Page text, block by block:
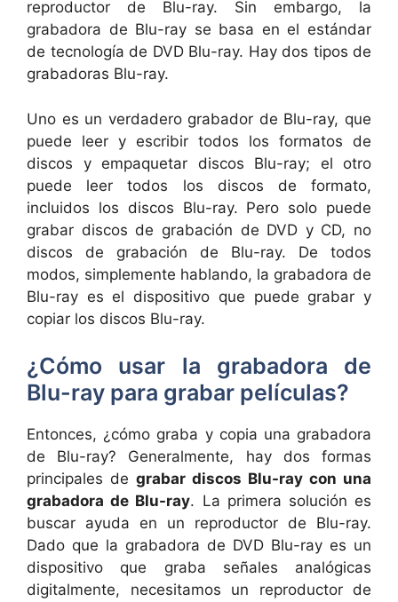
reproductor de Blu-ray. Sin embargo, la
grabadora de Blu-ray se basa en el estándar
de tecnología de DVD Blu-ray. Hay dos tipos de
grabadoras Blu-ray.
Uno es un verdadero grabador de Blu-ray, que
puede leer y escribir todos los formatos de
discos y empaquetar discos Blu-ray; el otro
puede leer todos los discos de formato,
incluidos los discos Blu-ray. Pero solo puede
grabar discos de grabación de DVD y CD, no
discos de grabación de Blu-ray. De todos
modos, simplemente hablando, la grabadora de
Blu-ray es el dispositivo que puede grabar y
copiar los discos Blu-ray.
¿Cómo usar la grabadora de
Blu-ray para grabar películas?
Entonces, ¿cómo graba y copia una grabadora
de Blu-ray? Generalmente, hay dos formas
principales de grabar discos Blu-ray con una
grabadora de Blu-ray. La primera solución es
buscar ayuda en un reproductor de Blu-ray.
Dado que la grabadora de DVD Blu-ray es un
dispositivo que graba señales analógicas
digitalmente, necesitamos un reproductor de